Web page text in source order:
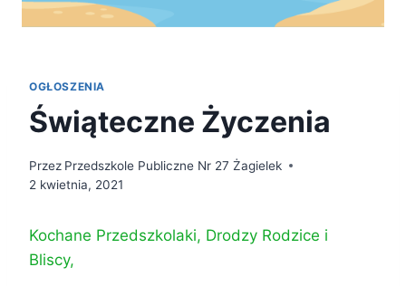
OGŁOSZENIA
Świąteczne Życzenia
Przez Przedszkole Publiczne Nr 27 Żagielek
2 kwietnia, 2021
Kochane Przedszkolaki, Drodzy Rodzice i
Bliscy,